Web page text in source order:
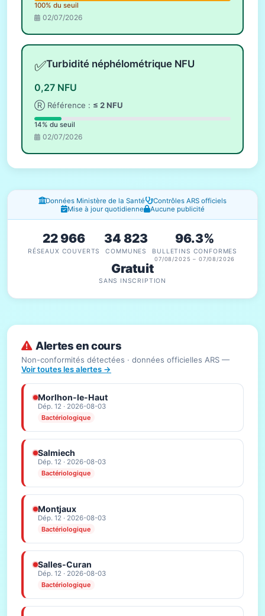
100% du seuil
02/07/2026
✅Turbidité néphélométrique NFU
0,27 NFU
Ⓡ Référence : ≤ 2 NFU
14% du seuil
02/07/2026
Fenêtres d'information
Données Ministère de la Santé
Contrôles ARS officiels
Mise à jour quotidienne
Aucune publicité
22 966
RÉSEAUX COUVERTS
34 823
COMMUNES
96.3%
BULLETINS CONFORMES
07/08/2025 – 07/08/2026
Gratuit
SANS INSCRIPTION
Alertes en cours
Non-conformités détectées · données officielles ARS —
Voir toutes les alertes →
Morlhon-le-Haut
Dép. 12 · 2026-08-03
Bactériologique
Salmiech
Dép. 12 · 2026-08-03
Bactériologique
Montjaux
Dép. 12 · 2026-08-03
Bactériologique
Salles-Curan
Dép. 12 · 2026-08-03
Bactériologique